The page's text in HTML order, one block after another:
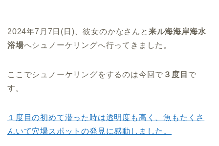
2024年7月7日(日)、彼女のかなさんと 来ル海海岸海水
浴場へシュノーケリングへ行ってきました。
ここでシュノーケリングをするのは今回で ３度目 で
す。
１度目の初めて潜った時は透明度も高く、魚もたくさ
んいて穴場スポットの発見に感動しました。